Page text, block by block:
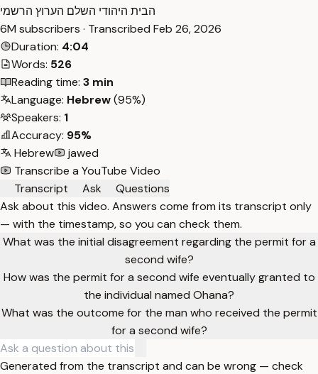
הבית היהודי השלם הערוץ הרשמי
6M subscribers · Transcribed Feb 26, 2026
Duration: 4:04
Words: 526
Reading time: 3 min
Language: Hebrew(95%)
Speakers: 1
Accuracy: 95%
Hebrew
jawed
Transcribe a YouTube Video
Transcript
Ask
Questions
Ask about this video. Answers come from its transcript only
— with the timestamp, so you can check them.
What was the initial disagreement regarding the permit for a
second wife?
How was the permit for a second wife eventually granted to
the individual named Ohana?
What was the outcome for the man who received the permit
for a second wife?
Generated from the transcript and can be wrong — check